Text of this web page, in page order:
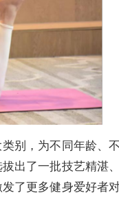
别，为不同年龄、
出了一批技艺精湛
了更多健身爱好者